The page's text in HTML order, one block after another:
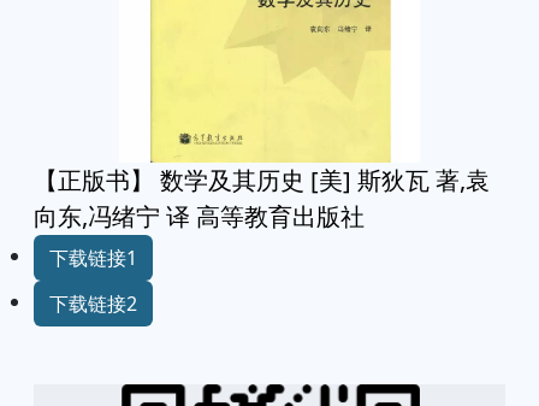
【正版书】 数学及其历史 [美] 斯狄瓦 著,袁
向东,冯绪宁 译 高等教育出版社
下载链接1
下载链接2